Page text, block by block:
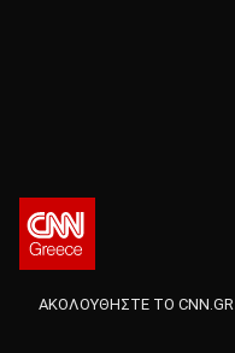
ΑΚΟΛΟΥΘΗΣΤΕ ΤΟ CNN.GR